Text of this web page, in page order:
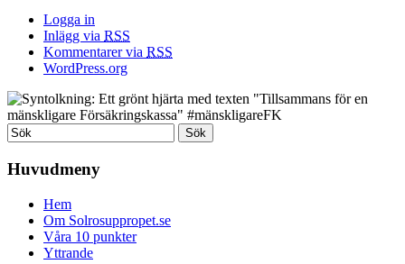
Logga in
Inlägg via RSS
Kommentarer via RSS
WordPress.org
Huvudmeny
Hem
Om Solrosuppropet.se
Våra 10 punkter
Yttrande